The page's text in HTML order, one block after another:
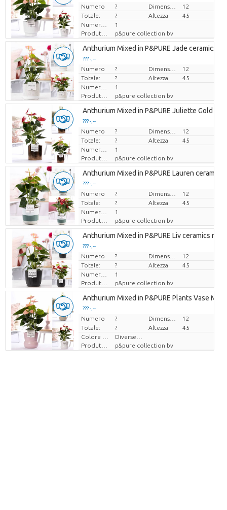
Prezzo x uno
Numero ?
12
Totale:
? Altezza
45
Numero di piante/vaso
1
Produttore
p&pure collection bv
Anthurium Mixed in P&PURE Jade ceramics
??? -,--
Prezzo x uno
Numero ?
12
Totale:
? Altezza
45
Numero di piante/vaso
1
Produttore
p&pure collection bv
Anthurium Mixed in P&PURE Juliette Gold
??? -,--
Prezzo x uno
Numero ?
12
Totale:
? Altezza
45
Numero di piante/vaso
1
Produttore
p&pure collection bv
Anthurium Mixed in P&PURE Lauren ceramics
??? -,--
Prezzo x uno
Numero ?
12
Totale:
? Altezza
45
Numero di piante/vaso
1
Produttore
p&pure collection bv
Anthurium Mixed in P&PURE Liv ceramics
??? -,--
Prezzo x uno
Numero ?
12
Totale:
? Altezza
45
Numero di piante/vaso
1
Produttore
p&pure collection bv
Anthurium Mixed in P&PURE Plants Vase
??? -,--
Prezzo x uno
Numero ?
12
Totale:
? Altezza
45
Produttore
p&pure collection bv